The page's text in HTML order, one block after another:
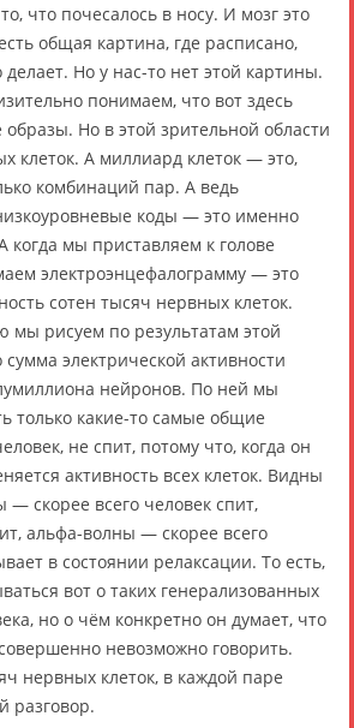
что почесалось в носу. И мозг это
общая картина, где расписано,
Но у нас-то нет этой картины.
понимаем, что вот здесь
Но в этой зрительной области
клеток. А миллиард клеток — это,
комбинаций пар. А ведь
коды — это именно
когда мы приставляем к голове
электроэнцефалограмму — это
сотен тысяч нервных клеток.
мы рисуем по результатам этой
электрической активности
нейронов. По ней мы
только какие-то самые общие
не спит, потому что, когда он
активность всех клеток. Видны
скорее всего человек спит,
альфа-волны — скорее всего
в состоянии релаксации. То есть,
вот о таких генерализованных
но о чём конкретно он думает, что
невозможно говорить.
нервных клеток, в каждой паре
разговор.